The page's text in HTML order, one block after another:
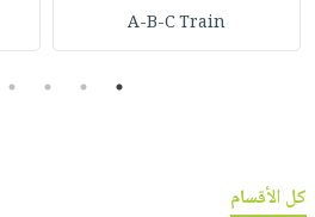
A-B-C Train
1
2
3
4
كل الأقسام